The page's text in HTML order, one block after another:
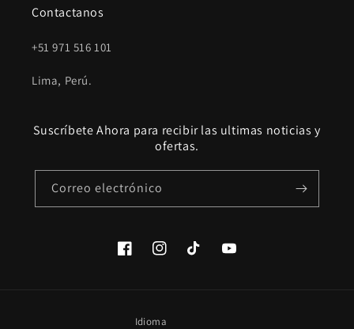
Contactanos
+51 971 516 101
Lima, Perú.
Suscríbete Ahora para recibir las ultimas noticias y
ofertas.
Correo electrónico
FacebookInstagramTikTok YouTube
Idioma